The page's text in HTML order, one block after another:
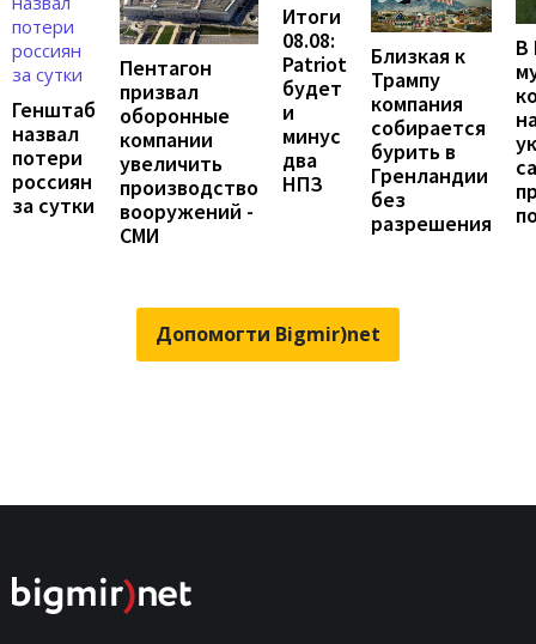
Генштаб
назвал
потери
россиян
за сутки
Пентагон
призвал
оборонные
компании
увеличить
производство
вооружений -
СМИ
Итоги
08.08:
Patriot
будет
и
минус
два
НПЗ
Близкая к
Трампу
компания
собирается
бурить в
Гренландии
без
разрешения
В
Допомогти Bigmir)net